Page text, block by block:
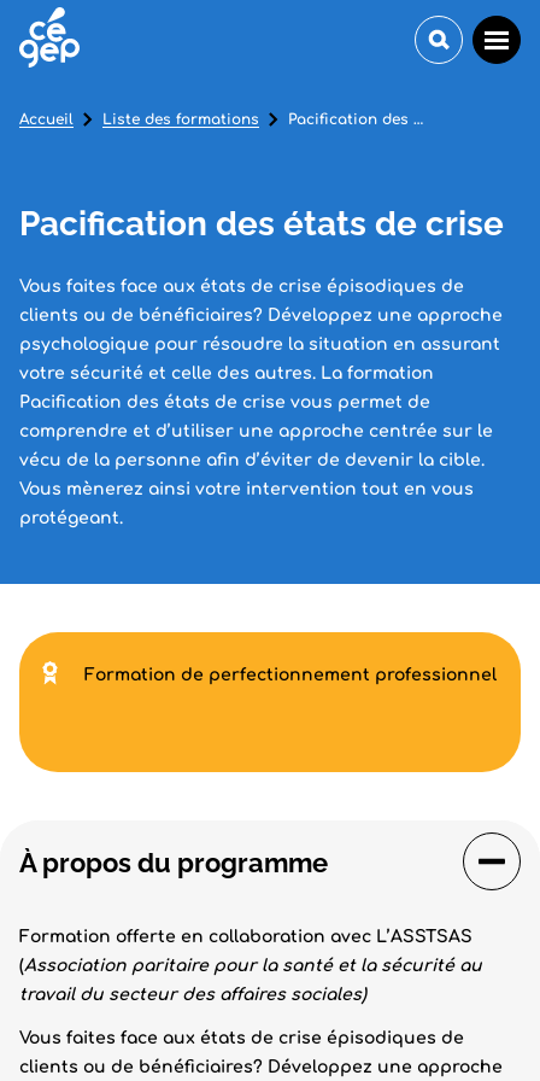
Pacification des états de crise
Vous faites face aux états de crise épisodiques de
clients ou de bénéficiaires? Développez une approche
psychologique pour résoudre la situation en assurant
votre sécurité et celle des autres. La formation
Pacification des états de crise vous permet de
comprendre et d’utiliser une approche centrée sur le
vécu de la personne afin d’éviter de devenir la cible.
Vous mènerez ainsi votre intervention tout en vous
protégeant.
Accueil Liste des formations Pacification des états de crise
À propos du programme
Formation offerte en collaboration avec L’ASSTSAS
(Association paritaire pour la santé et la sécurité au
travail du secteur des affaires sociales)
Vous faites face aux états de crise épisodiques de
clients ou de bénéficiaires? Développez une approche
Formation de perfectionnement professionnel